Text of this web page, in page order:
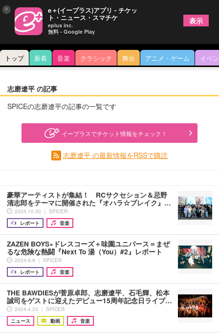
トップ 新着 音楽 クラシック 舞台 アニメ・ゲーム イベ
志磨遼平 の記事
SPICEの志磨遼平の記事の一覧です
イープラスでチケット情報をチェック！
志磨遼平 の最新情報をRSSで購読
豪華アーティストが集結！ RCサクセション＆忌野
清志郎をテーマに開催された『オハラ☆ブレイク』…
2025.10.30 ｜ SPICER
レポート
音楽
ZAZEN BOYS×ドレスコーズ＋味園ユニバース＝まぜ
るな危険な熱闘『Next To 湯（You）#2』レポート
2024.9.9 ｜ SPICER
レポート
音楽
THE BAWDIESが菅原卓郎、志磨遼平、石毛輝、松本
誠司をゲストに迎えたデビュー15周年記念日ライブ…
2024.4.23 ｜ SPICER
ニュース
動画 音楽
× e＋(イープラス)アプリ - チケッ
ト・ニュース・スマチケ
eplus inc.
無料 - Google Play
表示